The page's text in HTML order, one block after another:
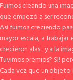
Fuimos creando una
que empezó a ser
Así fuimos creciendo
mayor escala, a
crecieron alas... y a la
Tuvimos premios? SI!
Cada vez que un objeto